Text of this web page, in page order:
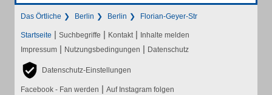
Das Örtliche Berlin Berlin Florian-Geyer-Str
Startseite | Suchbegriffe | Kontakt | Inhalte melden
Impressum | Nutzungsbedingungen | Datenschutz
Datenschutz-Einstellungen
Facebook - Fan werden | Auf Instagram folgen